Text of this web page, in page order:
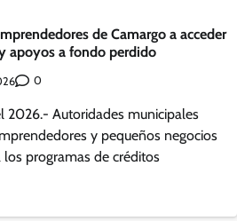
de Camargo a acceder
apoyos a fondo perdido
0
2026.- Autoridades municipales
y pequeños negocios
los programas de créditos